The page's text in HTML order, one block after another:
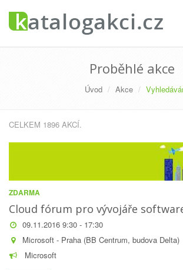
Proběhlé akce
Úvod Akce
CELKEM 1896 AKCÍ.
ZDARMA
Cloud fórum pro vývojáře
09.11.2016 9:30 - 17:30
Microsoft - Praha (BB Centrum, budova Delta)
Microsoft